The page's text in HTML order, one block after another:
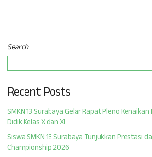
Search
Recent Posts
SMKN 13 Surabaya Gelar Rapat Pleno
Didik Kelas X dan XI
Siswa SMKN 13 Surabaya Tunjukkan Prestasi
Championship 2026